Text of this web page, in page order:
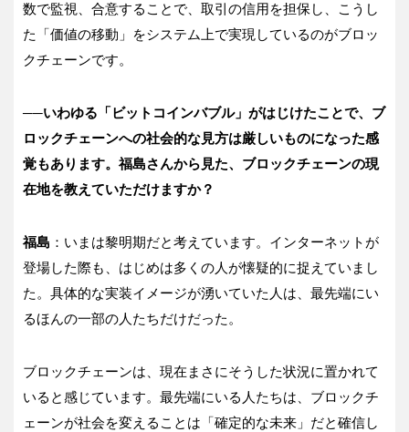
数で監視、合意することで、取引の信用を担保し、こうし
た「価値の移動」をシステム上で実現しているのがブロッ
クチェーンです。
──いわゆる「ビットコインバブル」がはじけたことで、ブ
ロックチェーンへの社会的な見方は厳しいものになった感
覚もあります。福島さんから見た、ブロックチェーンの現
在地を教えていただけますか？
福島 ：いまは黎明期だと考えています。インターネットが
登場した際も、はじめは多くの人が懐疑的に捉えていまし
た。具体的な実装イメージが湧いていた人は、最先端にい
るほんの一部の人たちだけだった。
ブロックチェーンは、現在まさにそうした状況に置かれて
いると感じています。最先端にいる人たちは、ブロックチ
ェーンが社会を変えることは「確定的な未来」だと確信し